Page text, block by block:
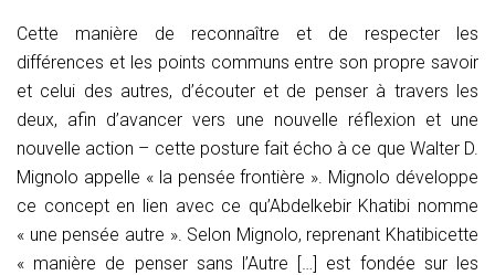
Cette manière de reconnaître et de respecter les
différences et les points communs entre son propre savoir
et celui des autres, d’écouter et de penser à travers les
deux, afin d’avancer vers une nouvelle réflexion et une
nouvelle action – cette posture fait écho à ce que Walter D.
Mignolo appelle « la pensée frontière ». Mignolo développe
ce concept en lien avec ce qu’Abdelkebir Khatibi nomme
« une pensée autre ». Selon Mignolo, reprenant Khatibicette
« manière de penser sans l’Autre […] est fondée sur les